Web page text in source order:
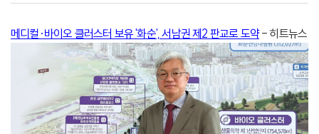
메디컬·바이오 클러스터 보유 '화순', 서남권 제2 판교로 도약- 히트뉴스